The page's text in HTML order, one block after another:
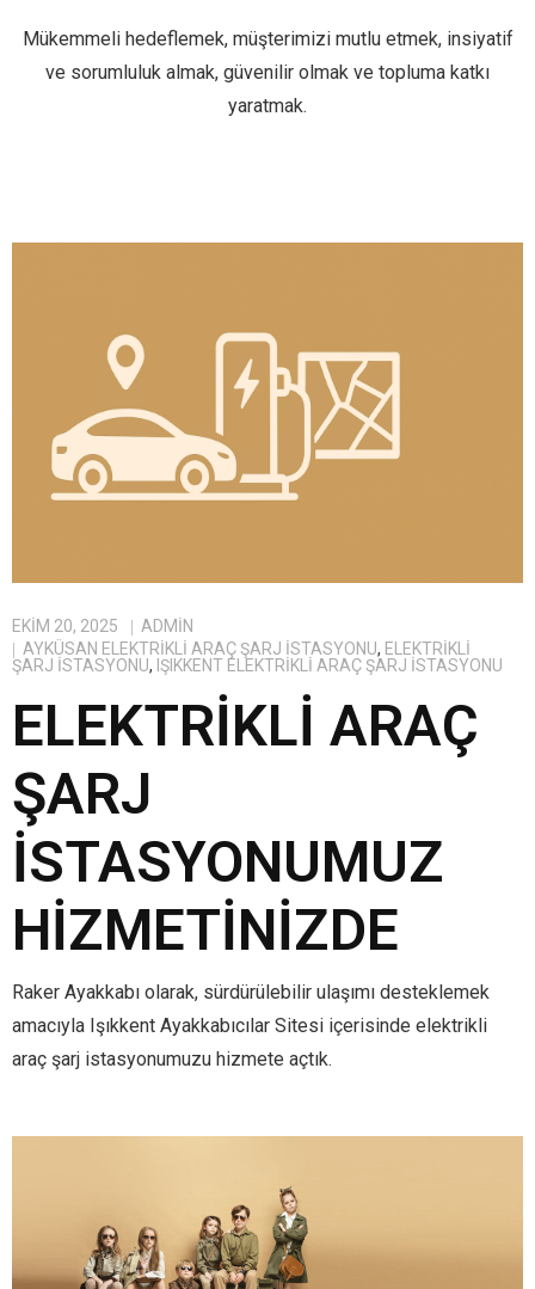
Mükemmeli hedeflemek, müşterimizi mutlu etmek, insiyatif
ve sorumluluk almak, güvenilir olmak ve topluma katkı
yaratmak.
EKIM 20, 2025
ADMIN
AYKÜSAN ELEKTRIKLI ARAÇ ŞARJ İSTASYONU, ELEKTRIKLI
ŞARJ İSTASYONU, IŞIKKENT ELEKTRIKLI ARAÇ ŞARJ İSTASYONU
ELEKTRIKLI ARAÇ
ŞARJ
İSTASYONUMUZ
HIZMETINIZDE
Raker Ayakkabı olarak, sürdürülebilir ulaşımı desteklemek
amacıyla Işıkkent Ayakkabıcılar Sitesi içerisinde elektrikli
araç şarj istasyonumuzu hizmete açtık.